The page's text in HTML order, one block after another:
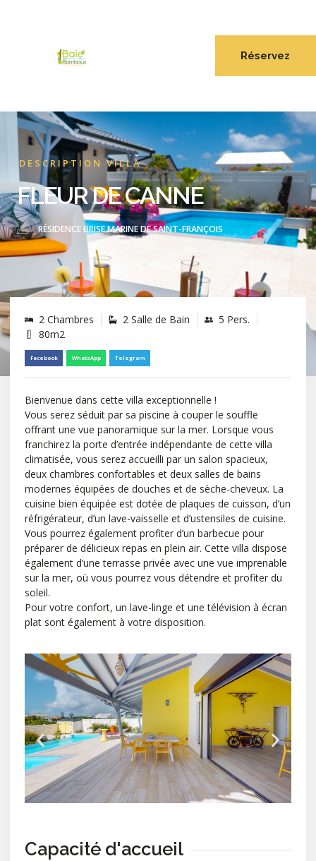
Réservez
DESCRIPTION VILLA
FLEUR DE CANNE
RÉSIDENCE BRISE MARINE DE SAINT-FRANÇOIS
2 Chambres 2 Salle de Bain
5 Pers.
80m2
Facebook WhatsApp Telegram
Bienvenue dans cette villa exceptionnelle !
Vous serez séduit par sa piscine à couper le souffle
offrant une vue panoramique sur la mer. Lorsque vous
franchirez la porte d’entrée indépendante de cette villa
climatisée, vous serez accueilli par un salon spacieux,
deux chambres confortables et deux salles de bains
modernes équipées de douches et de sèche-cheveux. La
cuisine bien équipée est dotée de plaques de cuisson, d’un
réfrigérateur, d’un lave-vaisselle et d’ustensiles de cuisine.
Vous pourrez également profiter d’un barbecue pour
préparer de délicieux repas en plein air. Cette villa dispose
également d’une terrasse privée avec une vue imprenable
sur la mer, où vous pourrez vous détendre et profiter du
soleil.
Pour votre confort, un lave-linge et une télévision à écran
plat sont également à votre disposition.
Capacité d'accueil